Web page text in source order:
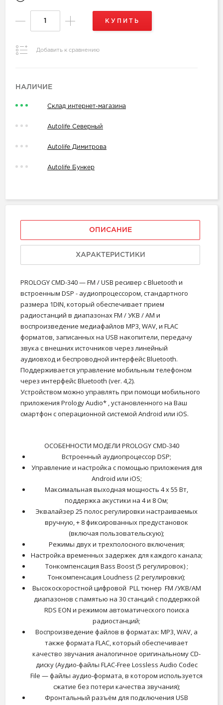
КУПИТЬ
Добавить к сравнению
НАЛИЧИЕ
Склад интернет-магазина
Autolife Северный
Autolife Димитрова
Autolife Бункер
ОПИСАНИЕ
ХАРАКТЕРИСТИКИ
PROLOGY CMD-340 — FM / USB ресивер с Bluetooth и
встроенным DSP - аудиопроцессором, стандартного
размера 1DIN, который обеспечивает прием
радиостанций в диапазонах FM / УКВ / AM и
воспроизведение медиафайлов MP3, WAV, и FLAC
форматов, записанных на USB накопители, передачу
звука с внешних источников через линейный
аудиовход и беспроводной интерфейс Bluetooth.
Поддерживается управление мобильным телефоном
через интерфейс Bluetooth (ver. 4,2).
Устройством можно управлять при помощи мобильного
приложения Prology Audio* , установленного на Ваш
смартфон с операционной системой Android или iOS.
ОСОБЕННОСТИ МОДЕЛИ PROLOGY CMD-340
Встроенный аудиопроцессор DSP;
Управление и настройка с помощью приложения для
Android или iOS;
Максимальная выходная мощность 4 х 55 Вт,
поддержка акустики на 4 и 8 Ом;
Эквалайзер 25 полос регулировки настраиваемых
вручную, + 8 фиксированных предустановок
(включая пользовательскую);
Режимы двух и трехполосного включения;
Настройка временных задержек для каждого канала;
Тонкомпенсация Bass Boost (5 регулировок) ;
Тонкомпенсация Loudness (2 регулировки);
Высокоскоростной цифровой PLL тюнер FM /УКВ/AM
диапазонов с памятью на 30 станций c поддержкой
RDS EON и режимом автоматического поиска
радиостанций;
Воспроизведение файлов в форматах: MP3, WAV, а
также формата FLAC, который обеспечивает
качество звучания аналогичное оригинальному CD-
диску (Аудио-файлы FLAC-Free Lossless Audio Codec
File — файлы аудио-формата, в котором используется
сжатие без потери качества звучания);
Фронтальный разъём для подключения USB